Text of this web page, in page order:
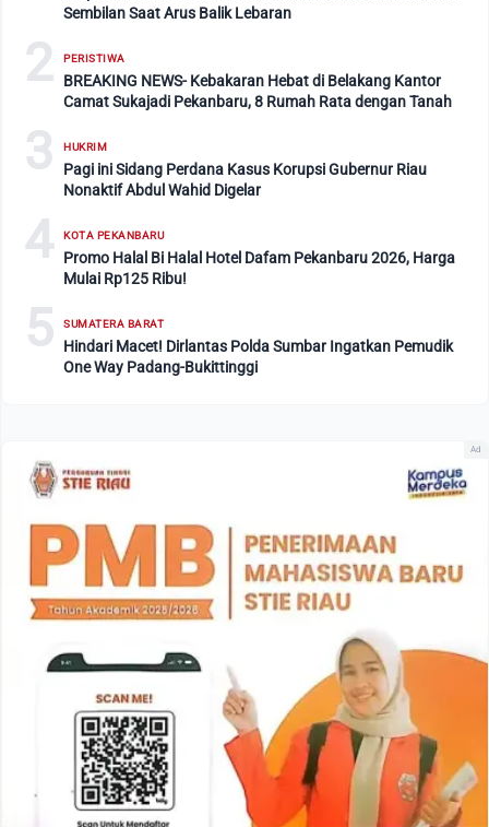
Sembilan Saat Arus Balik Lebaran
2 PERISTIWA
BREAKING NEWS- Kebakaran Hebat di Belakang Kantor
Camat Sukajadi Pekanbaru, 8 Rumah Rata dengan Tanah
3 HUKRIM
Pagi ini Sidang Perdana Kasus Korupsi Gubernur Riau
Nonaktif Abdul Wahid Digelar
4 KOTA PEKANBARU
Promo Halal Bi Halal Hotel Dafam Pekanbaru 2026, Harga
Mulai Rp125 Ribu!
5 SUMATERA BARAT
Hindari Macet! Dirlantas Polda Sumbar Ingatkan Pemudik
One Way Padang-Bukittinggi
Ad